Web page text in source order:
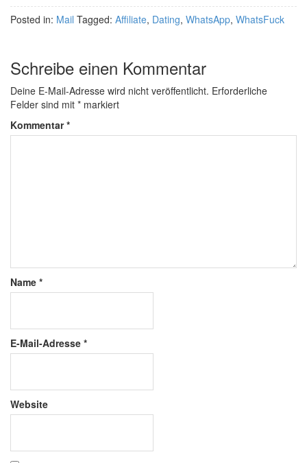
Posted in: Mail Tagged: Affiliate, Dating, WhatsApp, WhatsFuck
Schreibe einen Kommentar
Deine E-Mail-Adresse wird nicht veröffentlicht. Erforderliche
Felder sind mit * markiert
Kommentar*
Name *
E-Mail-Adresse *
Website